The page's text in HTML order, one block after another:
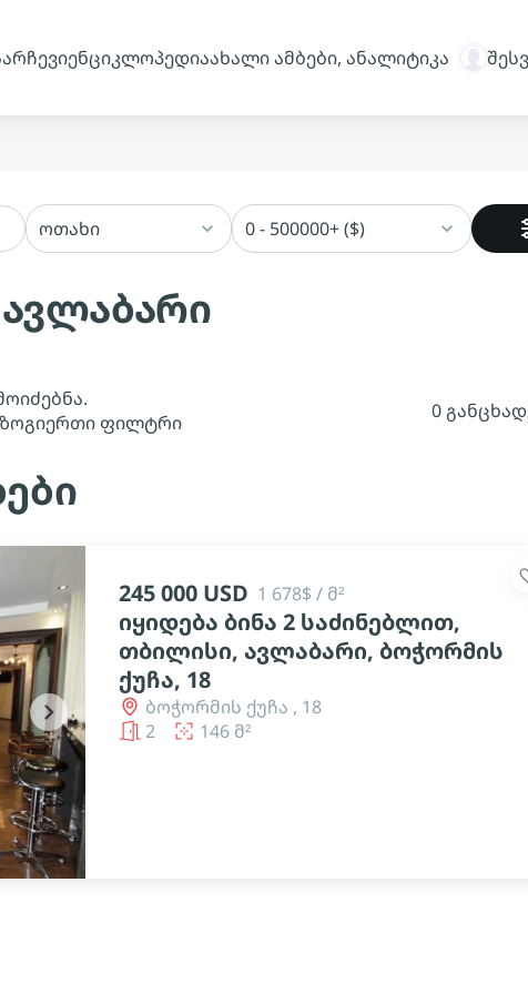
ენციკლოპედიაახალი ამბები, ანალიტიკა
ოთახი 0 - 500000+ ($)
ფილტრი
0
chevron_right
245 000 USD 1 678$ / მ²
იყიდება ბინა 2 საძინებლით,
თბილისი, ავლაბარი, ბოჭორმის
ქუჩა, 18
ბოჭორმის ქუჩა , 18
2
146 მ²